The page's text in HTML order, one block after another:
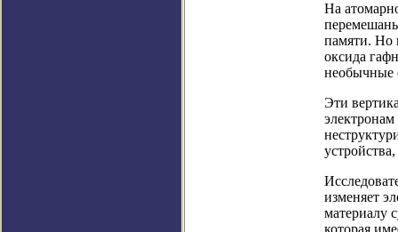
На
памяти. Но
оксида
необычные
Эти
изменяет
материалу